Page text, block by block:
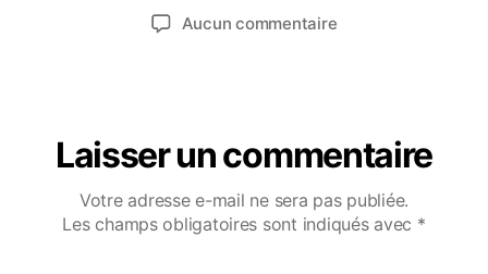
Aucun commentaire
Laisser un commentaire
Votre adresse e-mail ne sera pas publiée.
Les champs obligatoires sont indiqués avec *